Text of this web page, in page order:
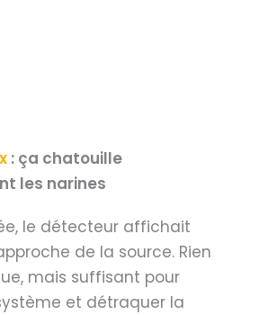
: ça chatouille
les narines
le détecteur affichait
de la source. Rien
mais suffisant pour
et détraquer la